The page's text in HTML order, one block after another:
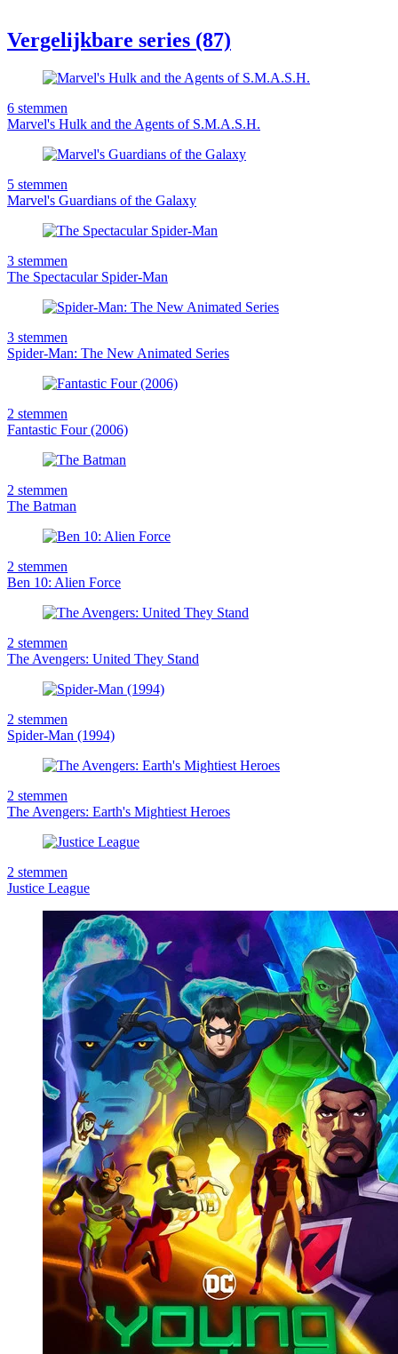
Vergelijkbare series (87)
6 stemmen
Marvel's Hulk and the Agents of S.M.A.S.H.
5 stemmen
Marvel's Guardians of the Galaxy
3 stemmen
The Spectacular Spider-Man
3 stemmen
Spider-Man: The New Animated Series
2 stemmen
Fantastic Four (2006)
2 stemmen
The Batman
2 stemmen
Ben 10: Alien Force
2 stemmen
The Avengers: United They Stand
2 stemmen
Spider-Man (1994)
2 stemmen
The Avengers: Earth's Mightiest Heroes
2 stemmen
Justice League